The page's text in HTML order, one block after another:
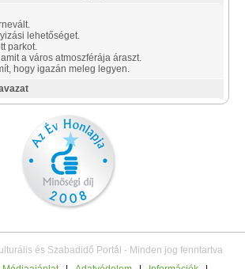
lehetőséget.
parkot.
a város atmoszférája áraszt.
hogy igazán meleg legyen.
és Szabadidő Portál - Minden jog fenntartva